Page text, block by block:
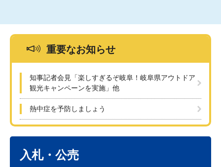
重要なお知らせ
知事記者会見「楽しすぎるぞ岐阜！岐阜県アウトドア
観光キャンペーンを実施」他
熱中症を予防しましょう
入札・公売